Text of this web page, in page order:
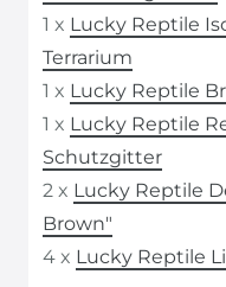
1 x Lucky Reptile
Terrarium
1 x Lucky Reptile
1 x Lucky Reptile
Schutzgitter
2 x Lucky Reptile
Brown"
4 x Lucky Reptile